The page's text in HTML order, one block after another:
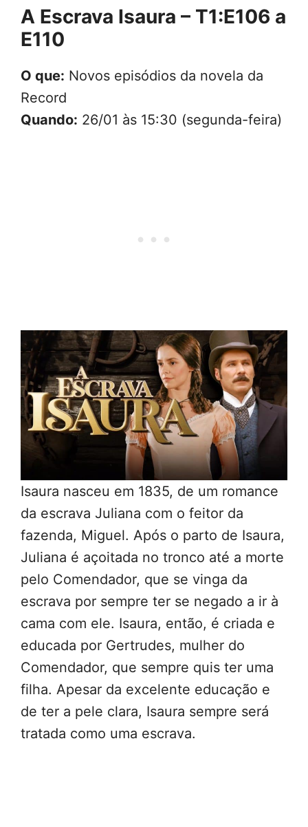
A Escrava Isaura – T1:E106 a
E110
O que: Novos episódios da novela da
Record
Quando: 26/01 às 15:30 (segunda-feira)
Isaura nasceu em 1835, de um romance
da escrava Juliana com o feitor da
fazenda, Miguel. Após o parto de Isaura,
Juliana é açoitada no tronco até a morte
pelo Comendador, que se vinga da
escrava por sempre ter se negado a ir à
cama com ele. Isaura, então, é criada e
educada por Gertrudes, mulher do
Comendador, que sempre quis ter uma
filha. Apesar da excelente educação e
de ter a pele clara, Isaura sempre será
tratada como uma escrava.